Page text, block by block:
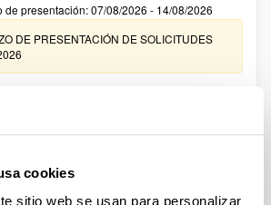
cookies
sitio web se usan para personalizar
de presentación: 07/08/2026 - 14/08/2026
DE PRESENTACIÓN DE SOLICITUDES
de la adquisición y renovación de
y fondos bibliográficos en la
de errores del listado provisional de
y excluidas. 23/03/2026: Relación